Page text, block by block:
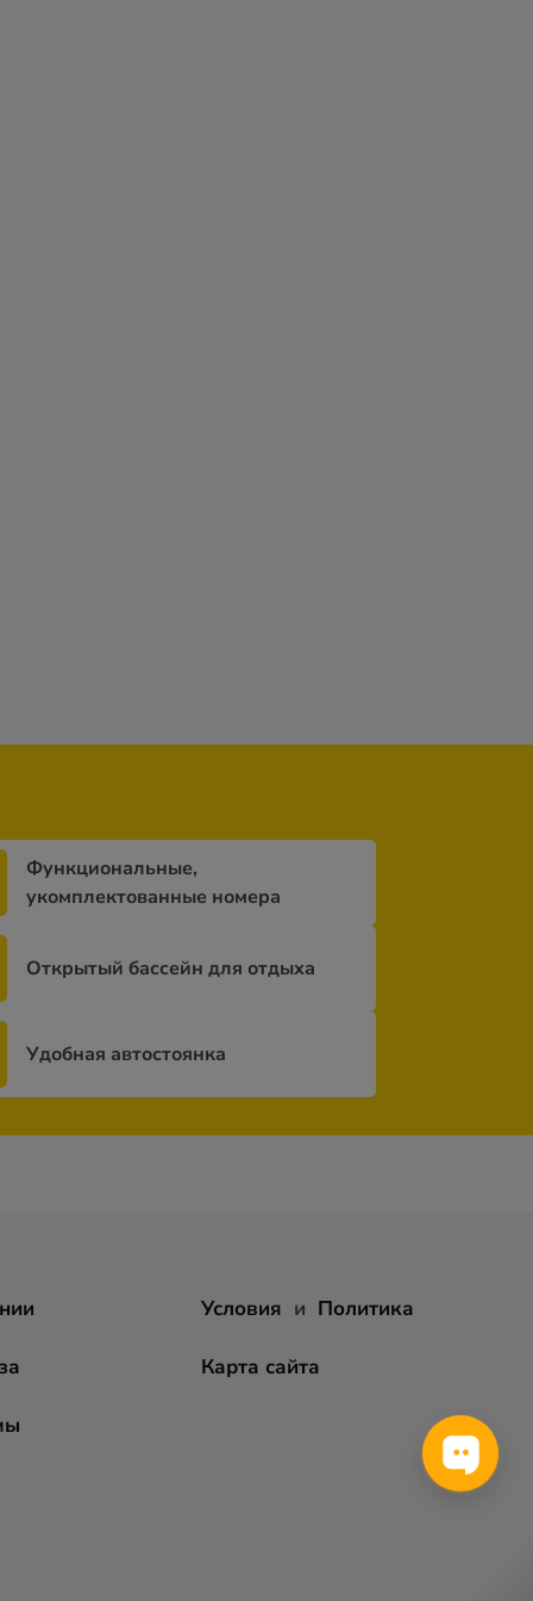
Функциональные,
укомплектованные номера
Открытый бассейн для отдыха
Удобная автостоянка
Условия и Политика
Карта сайта